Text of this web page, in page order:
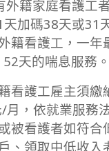
外籍家庭看護工
天加碼38天或31
籍看護工，一年
52天的喘息服務。
看護工雇主須繳
月，依就業服務
被看護者如符合
、領取中低收入